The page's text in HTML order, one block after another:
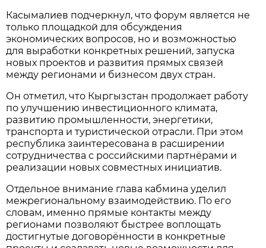
Касымалиев подчеркнул, что форум является не
только площадкой для обсуждения
экономических вопросов, но и возможностью
для выработки конкретных решений, запуска
новых проектов и развития прямых связей
между регионами и бизнесом двух стран.
Он отметил, что Кыргызстан продолжает работу
по улучшению инвестиционного климата,
развитию промышленности, энергетики,
транспорта и туристической отрасли. При этом
республика заинтересована в расширении
сотрудничества с российскими партнёрами и
реализации новых совместных инициатив.
Отдельное внимание глава кабмина уделил
межрегиональному взаимодействию. По его
словам, именно прямые контакты между
регионами позволяют быстрее воплощать
достигнутые договорённости в конкретные